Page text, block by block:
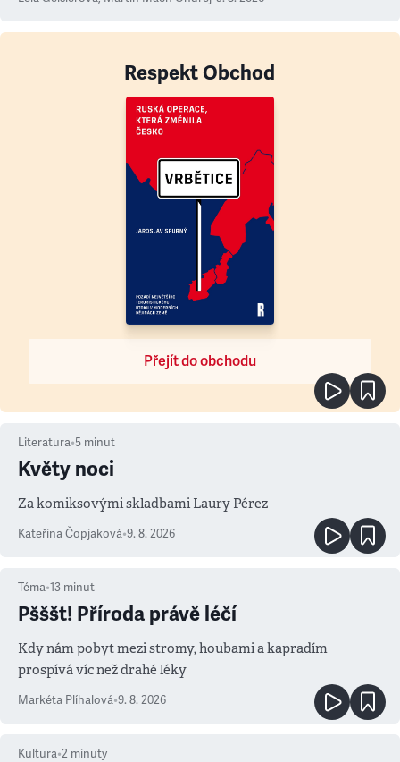
Respekt Obchod
Přejít do obchodu
Literatura•5 minut
Květy noci
Za komiksovými skladbami Laury Pérez
Kateřina Čopjaková•9. 8. 2026
Téma•13 minut
Pšššt! Příroda právě léčí
Kdy nám pobyt mezi stromy, houbami a kapradím
prospívá víc než drahé léky
Markéta Plíhalová•9. 8. 2026
Kultura•2 minuty